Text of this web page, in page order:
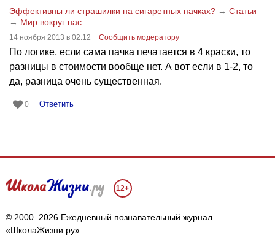
Эффективны ли cтрашилки на сигаретных пачках? → Статьи
→ Мир вокруг нас
14 ноября 2013 в 02:12 Сообщить модератору
По логике, если сама пачка печатается в 4 краски, то
разницы в стоимости вообще нет. А вот если в 1-2, то
да, разница очень существенная.
0 Ответить
12+
© 2000–2026 Ежедневный познавательный журнал
«ШколаЖизни.ру»